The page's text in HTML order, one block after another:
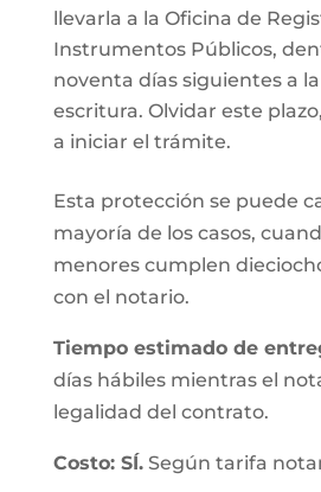
llevarla a la Oficina de
Instrumentos Públicos,
noventa días siguientes a
escritura. Olvidar este
a iniciar el trámite.
Esta protección se puede
mayoría de los casos,
menores cumplen
con el notario.
Tiempo estimado de
días hábiles mientras el
legalidad del contrato.
Costo: SÍ.Según tarifa